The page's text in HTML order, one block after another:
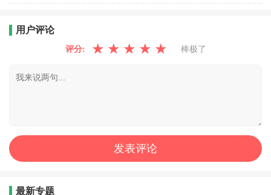
用户评论
评分: ★ ★ ★ ★ ★ 棒极了
最新专题